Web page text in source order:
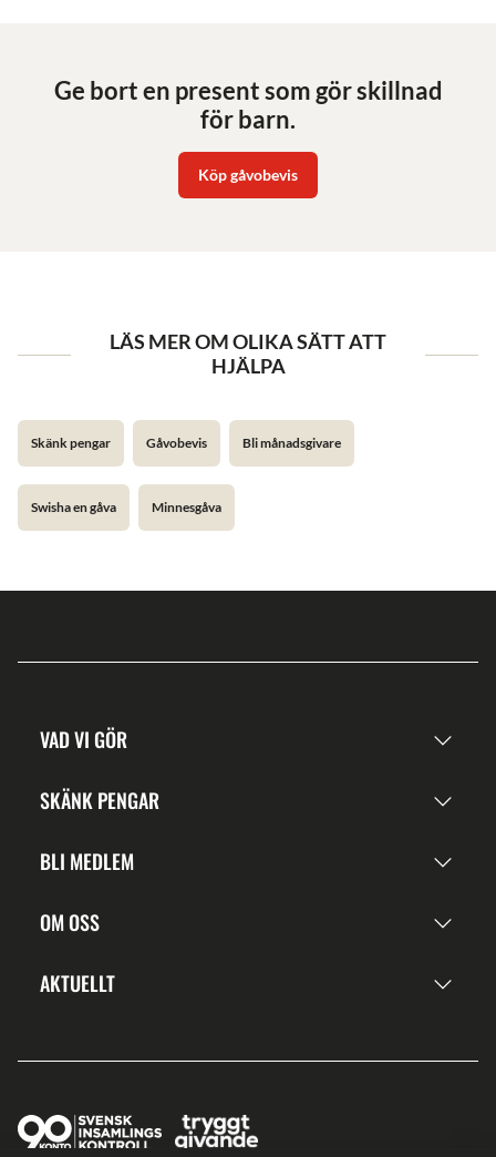
Ge bort en present som gör skillnad
för barn.
Köp gåvobevis
LÄS MER OM OLIKA SÄTT ATT
HJÄLPA
Skänk pengar Gåvobevis Bli månadsgivare
Swisha en gåva Minnesgåva
VAD VI GÖR
SKÄNK PENGAR
BLI MEDLEM
OM OSS
AKTUELLT